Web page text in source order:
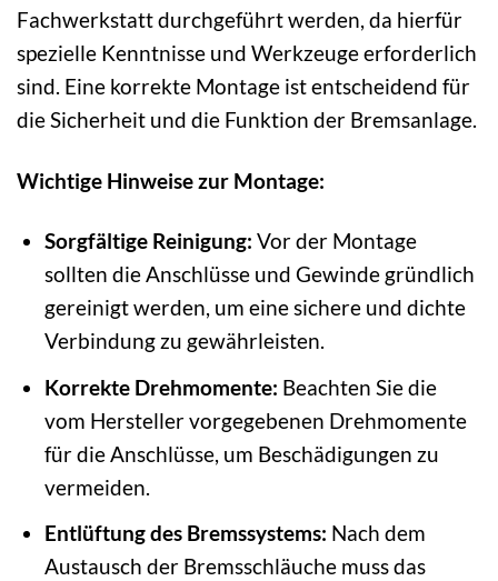
Fachwerkstatt durchgeführt werden, da hierfür
spezielle Kenntnisse und Werkzeuge erforderlich
sind. Eine korrekte Montage ist entscheidend für
die Sicherheit und die Funktion der Bremsanlage.
Wichtige Hinweise zur Montage:
Sorgfältige Reinigung: Vor der Montage
sollten die Anschlüsse und Gewinde gründlich
gereinigt werden, um eine sichere und dichte
Verbindung zu gewährleisten.
Korrekte Drehmomente: Beachten Sie die
vom Hersteller vorgegebenen Drehmomente
für die Anschlüsse, um Beschädigungen zu
vermeiden.
Entlüftung des Bremssystems: Nach dem
Austausch der Bremsschläuche muss das